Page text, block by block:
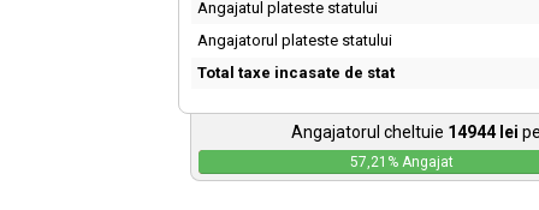
Angajatul plateste statului
Angajatorul plateste statului
Total taxe incasate de stat
Angajatorul cheltuie 14944 lei
57,21 % Angajat